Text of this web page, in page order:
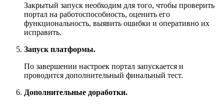
Закрытый запуск необходим для того, чтобы проверить
портал на работоспособность, оценить его
функциональность, выявить ошибки и оперативно их
исправить.
Запуск платформы.
По завершении настроек портал запускается и
проводится дополнительный финальный тест.
Дополнительные доработки.